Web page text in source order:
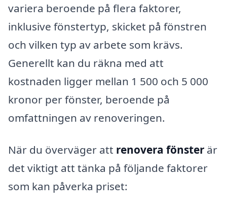
variera beroende på flera faktorer,
inklusive fönstertyp, skicket på fönstren
och vilken typ av arbete som krävs.
Generellt kan du räkna med att
kostnaden ligger mellan 1 500 och 5 000
kronor per fönster, beroende på
omfattningen av renoveringen.
När du överväger att renovera fönster är
det viktigt att tänka på följande faktorer
som kan påverka priset: